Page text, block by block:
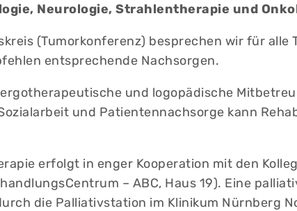
Neurologie, Strahlentherapie und
(Tumorkonferenz) besprechen wir für
entsprechende Nachsorgen.
und logopädische
und Patientennachsorge kann
erfolgt in enger Kooperation mit den
– ABC, Haus 19). Eine
die Palliativstation im Klinikum Nürnberg